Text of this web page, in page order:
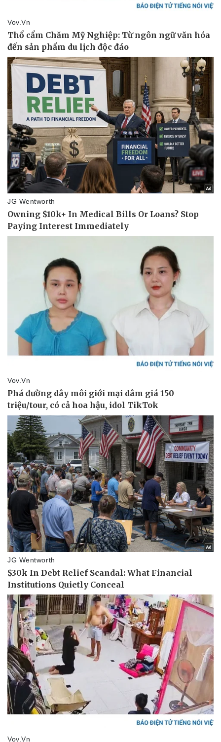
Thể thao
Bóng đá
Lịch thi đấu bóng đá
Thế giới thể thao
eSports
Hậu trường
Ô tô - Xe máy
Ô tô
Xe máy